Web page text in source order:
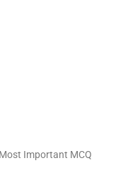
Important MCQ